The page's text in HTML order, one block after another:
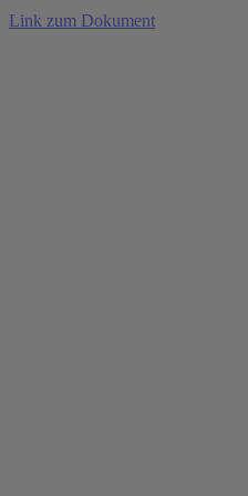
Link zum Dokument